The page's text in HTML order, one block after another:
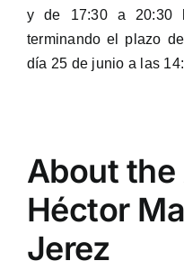
y de 17:30 a 20:30
terminando el plazo
día 25 de junio a las
About
Héctor
Jerez